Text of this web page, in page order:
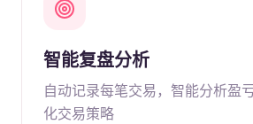
智能复盘分析
自动记录每笔交易，智能分析盈
化交易策略